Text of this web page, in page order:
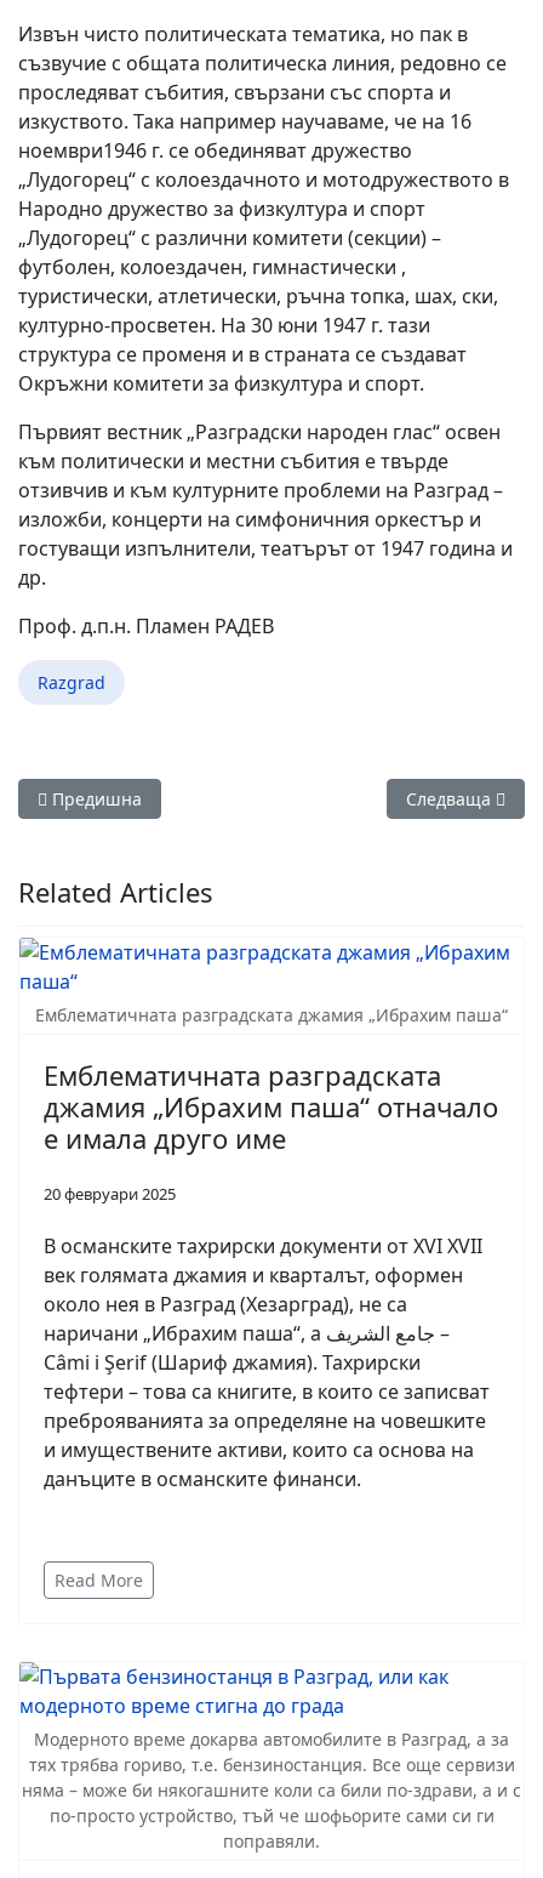
Извън чисто политическата тематика, но пак в
съзвучие с общата политическа линия, редовно се
проследяват събития, свързани със спорта и
изкуството. Така например научаваме, че на 16
ноември1946 г. се обединяват дружество
„Лудогорец“ с колоездачното и мотодружеството в
Народно дружество за физкултура и спорт
„Лудогорец“ с различни комитети (секции) –
футболен, колоездачен, гимнастически ,
туристически, атлетически, ръчна топка, шах, ски,
културно-просветен. На 30 юни 1947 г. тази
структура се променя и в страната се създават
Окръжни комитети за физкултура и спорт.
Първият вестник „Разградски народен глас“ освен
към политически и местни събития е твърде
отзивчив и към културните проблеми на Разград –
изложби, концерти на симфоничния оркестър и
гостуващи изпълнители, театърът от 1947 година и
др.
Проф. д.п.н. Пламен РАДЕВ
Razgrad
Предишна статия: Емблематичната разградската джамия
Предишна Следваща
Следваща
Related Articles
Емблематичната разградската джамия „Ибрахим паша“
Емблематичната разградската
джамия „Ибрахим паша“ отначало
е имала друго име
20 февруари 2025
В османските тахрирски документи от XVI XVII
век голямата джамия и кварталът, оформен
около нея в Разград (Хезарград), не са
наричани „Ибрахим паша“, а جامع الشريف –
Câmi i Şerif (Шариф джамия). Тахрирски
тефтери – това са книгите, в които се записват
преброяванията за определяне на човешките
и имуществените активи, които са основа на
данъците в османските финанси.
Read More
Модерното време докарва автомобилите в Разград, а за
тях трябва гориво, т.е. бензиностанция. Все още сервизи
няма – може би някогашните коли са били по-здрави, а и с
по-просто устройство, тъй че шофьорите сами си ги
поправяли.